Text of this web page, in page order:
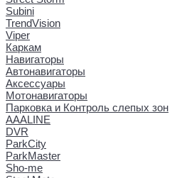
Subini
TrendVision
Viper
Каркам
Навигаторы
Автонавигаторы
Аксессуары
Мотонавигаторы
Парковка и Контроль слепых зон
AAALINE
DVR
ParkCity
ParkMaster
Sho-me